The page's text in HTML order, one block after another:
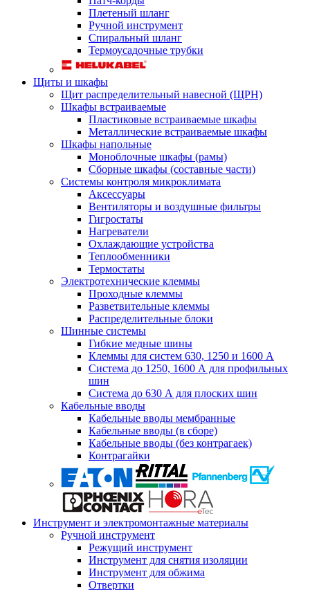
Плетеный шланг
Ручной инструмент
Спиральный шланг
Термоусадочные трубки
Щиты и шкафы
Щит распределительный навесной (ЩРН)
Шкафы встраиваемые
Пластиковые встраиваемые шкафы
Металлические встраиваемые шкафы
Шкафы напольные
Моноблочные шкафы (рамы)
Сборные шкафы (составные части)
Системы контроля микроклимата
Аксессуары
Вентиляторы и воздушные фильтры
Гигростаты
Нагреватели
Охлаждающие устройства
Теплообменники
Термостаты
Электротехнические клеммы
Проходные клеммы
Разветвительные клеммы
Распределительные блоки
Шинные системы
Гибкие медные шины
Клеммы для систем 630, 1250 и 1600 А
Система до 1250, 1600 А для профильных
шин
Система до 630 А для плоских шин
Кабельные вводы
Кабельные вводы мембранные
Кабельные вводы (в сборе)
Кабельные вводы (без контрагаек)
Контрагайки
Инструмент и электромонтажные материалы
Ручной инструмент
Режущий инструмент
Инструмент для снятия изоляции
Инструмент для обжима
Отвертки